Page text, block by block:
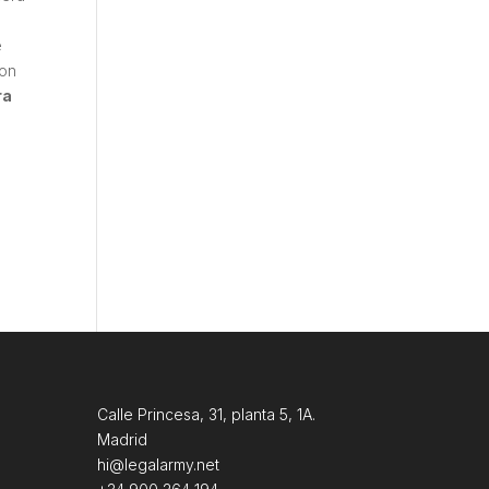
Calle Princesa, 31, planta 5, 1A.
Madrid
hi@legalarmy.net